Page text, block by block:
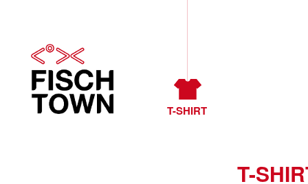
T-SHIRT
T-